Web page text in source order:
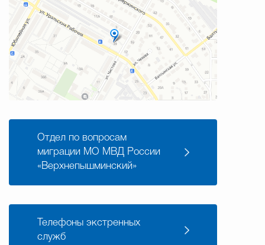
Отдел по вопросам
миграции МО МВД России
«Верхнепышминский»
Телефоны экстренных
служб